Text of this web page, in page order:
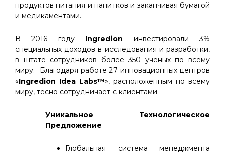
продуктов питания и напитков и заканчивая бумагой
и медикаментами.
В 2016 году Ingredion инвестировали 3%
специальных доходов в исследования и разработки,
в штате сотрудников более 350 ученых по всему
миру. Благодаря работе 27 инновационных центров
«Ingredion Idea Labs™», расположенным по всему
миру, тесно сотрудничает с клиентами.
Уникальное Технологическое
Предложение
Глобальная система менеджмента